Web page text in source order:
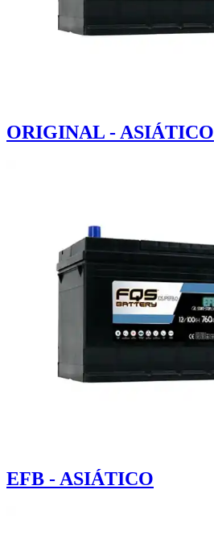
ORIGINAL - ASIÁTICO
EFB - ASIÁTICO